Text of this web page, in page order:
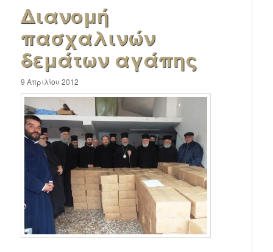
Διανομή
πασχαλινών
δεμάτων αγάπης
9 Απριλίου 2012